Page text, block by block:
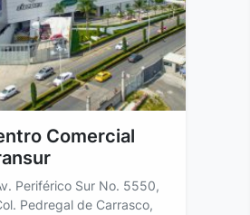
Comercial
Periférico Sur No. 5550,
Pedregal de Carrasco,